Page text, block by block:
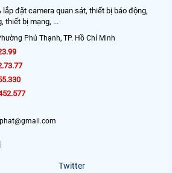
đặt camera quan sát, thiết bị báo động,
thiết bị mạng, ...
Phú Thạnh, TP. Hồ Chí Minh
Twitter